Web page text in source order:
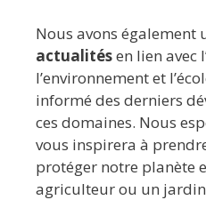
Nous avons également
actualitésen lien avec
l’environnement et
informé des derniers
ces domaines. Nous
vous inspirera à
protéger notre planète
agriculteur ou un